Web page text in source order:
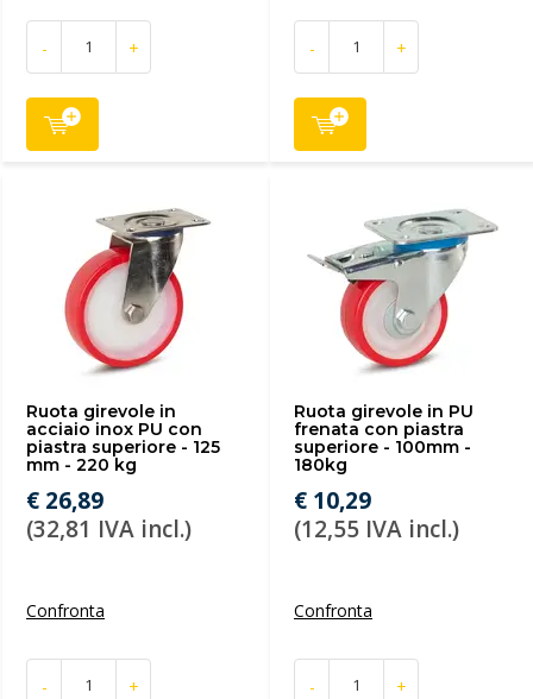
- + - +
Ruota girevole in
acciaio inox PU con
piastra superiore - 125
mm - 220 kg
€ 26,89
(32,81 IVA incl.)
Confronta
- +
Ruota girevole in PU
frenata con piastra
superiore - 100mm -
180kg
€ 10,29
(12,55 IVA incl.)
Confronta
- +